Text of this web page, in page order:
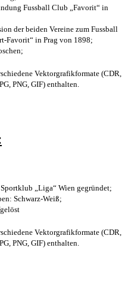
Fussball Club „Favorit“ in
der beiden Vereine zum Fussball
Favorit“ in Prag von 1898;
Vektorgrafikformate (CDR,
PNG, GIF) enthalten.
„Liga“ Wien gegründet;
Schwarz-Weiß;
Vektorgrafikformate (CDR,
PNG, GIF) enthalten.